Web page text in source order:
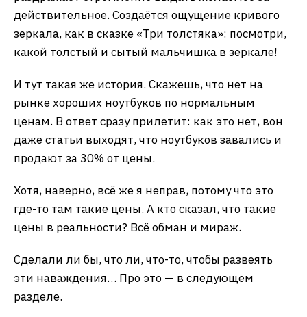
действительное. Создаётся ощущение кривого
зеркала, как в сказке «Три толстяка»: посмотри,
какой толстый и сытый мальчишка в зеркале!
И тут такая же история. Скажешь, что нет на
рынке хороших ноутбуков по нормальным
ценам. В ответ сразу прилетит: как это нет, вон
даже статьи выходят, что ноутбуков завались и
продают за 30% от цены.
Хотя, наверно, всё же я неправ, потому что это
где-то там такие цены. А кто сказал, что такие
цены в реальности? Всё обман и мираж.
Сделали ли бы, что ли, что-то, чтобы развеять
эти наваждения… Про это — в следующем
разделе.